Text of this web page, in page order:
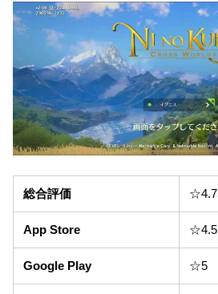
総合評価
App Store ☆4.5
Google Play ☆5